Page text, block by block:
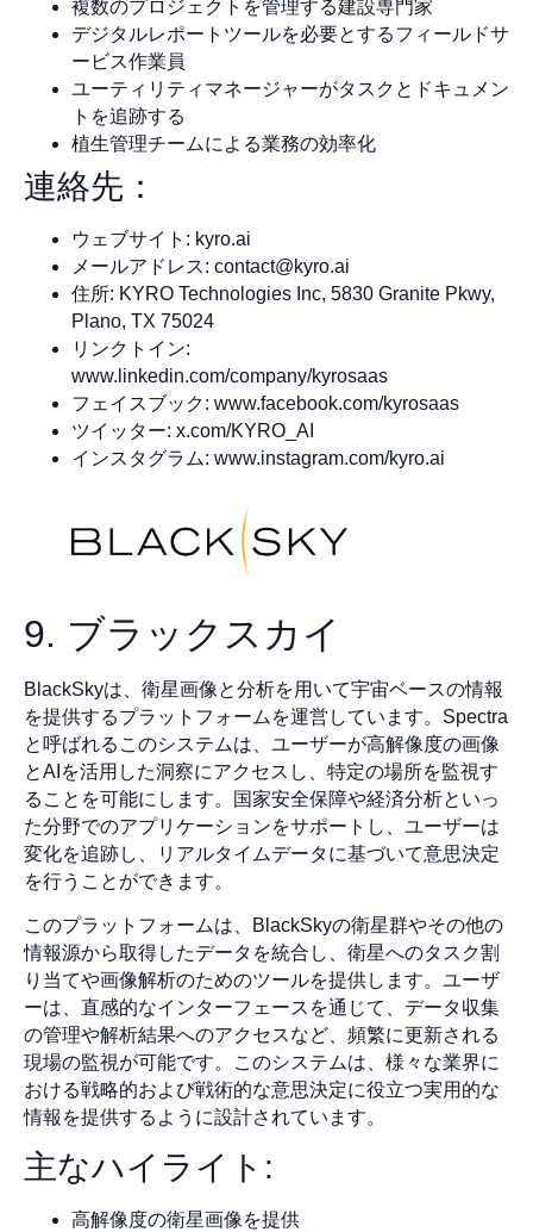
複数のプロジェクトを管理する建設専門家
デジタルレポートツールを必要とするフィールドサ
ービス作業員
ユーティリティマネージャーがタスクとドキュメン
トを追跡する
植生管理チームによる業務の効率化
連絡先：
ウェブサイト: kyro.ai
メールアドレス: contact@kyro.ai
住所: KYRO Technologies Inc, 5830 Granite Pkwy,
Plano, TX 75024
リンクトイン:
www.linkedin.com/company/kyrosaas
フェイスブック: www.facebook.com/kyrosaas
ツイッター: x.com/KYRO_AI
インスタグラム: www.instagram.com/kyro.ai
9. ブラックスカイ
BlackSkyは、衛星画像と分析を用いて宇宙ベースの情報
を提供するプラットフォームを運営しています。Spectra
と呼ばれるこのシステムは、ユーザーが高解像度の画像
とAIを活用した洞察にアクセスし、特定の場所を監視す
ることを可能にします。国家安全保障や経済分析といっ
た分野でのアプリケーションをサポートし、ユーザーは
変化を追跡し、リアルタイムデータに基づいて意思決定
を行うことができます。
このプラットフォームは、BlackSkyの衛星群やその他の
情報源から取得したデータを統合し、衛星へのタスク割
り当てや画像解析のためのツールを提供します。ユーザ
ーは、直感的なインターフェースを通じて、データ収集
の管理や解析結果へのアクセスなど、頻繁に更新される
現場の監視が可能です。このシステムは、様々な業界に
おける戦略的および戦術的な意思決定に役立つ実用的な
情報を提供するように設計されています。
主なハイライト:
高解像度の衛星画像を提供